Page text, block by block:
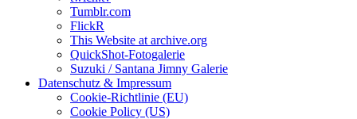
Tumblr.com
FlickR
This Website at archive.org
QuickShot-Fotogalerie
Suzuki / Santana Jimny Galerie
Datenschutz & Impressum
Cookie-Richtlinie (EU)
Cookie Policy (US)